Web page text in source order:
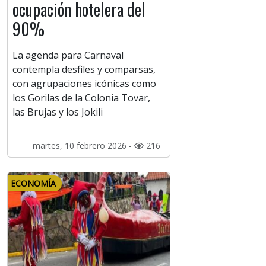
ocupación hotelera del
90%
La agenda para Carnaval
contempla desfiles y comparsas,
con agrupaciones icónicas como
los Gorilas de la Colonia Tovar,
las Brujas y los Jokili
martes, 10 febrero 2026 - 216
ECONOMÍA